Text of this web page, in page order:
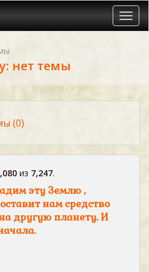
нет темы
(0)
из 7,247.
эту Землю ,
нам средство
другую планету. И